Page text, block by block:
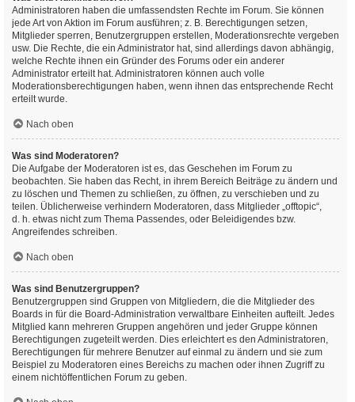
Administratoren haben die umfassendsten Rechte im Forum. Sie können
jede Art von Aktion im Forum ausführen; z. B. Berechtigungen setzen,
Mitglieder sperren, Benutzergruppen erstellen, Moderationsrechte vergeben
usw. Die Rechte, die ein Administrator hat, sind allerdings davon abhängig,
welche Rechte ihnen ein Gründer des Forums oder ein anderer
Administrator erteilt hat. Administratoren können auch volle
Moderationsberechtigungen haben, wenn ihnen das entsprechende Recht
erteilt wurde.
Nach oben
Was sind Moderatoren?
Die Aufgabe der Moderatoren ist es, das Geschehen im Forum zu
beobachten. Sie haben das Recht, in ihrem Bereich Beiträge zu ändern und
zu löschen und Themen zu schließen, zu öffnen, zu verschieben und zu
teilen. Üblicherweise verhindern Moderatoren, dass Mitglieder „offtopic“,
d. h. etwas nicht zum Thema Passendes, oder Beleidigendes bzw.
Angreifendes schreiben.
Nach oben
Was sind Benutzergruppen?
Benutzergruppen sind Gruppen von Mitgliedern, die die Mitglieder des
Boards in für die Board-Administration verwaltbare Einheiten aufteilt. Jedes
Mitglied kann mehreren Gruppen angehören und jeder Gruppe können
Berechtigungen zugeteilt werden. Dies erleichtert es den Administratoren,
Berechtigungen für mehrere Benutzer auf einmal zu ändern und sie zum
Beispiel zu Moderatoren eines Bereichs zu machen oder ihnen Zugriff zu
einem nichtöffentlichen Forum zu geben.